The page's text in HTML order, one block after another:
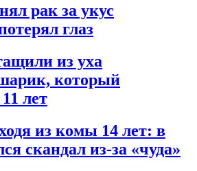
рак за укус
глаз
из уха
который
лет
из комы 14 лет: в
скандал из-за «чуда»